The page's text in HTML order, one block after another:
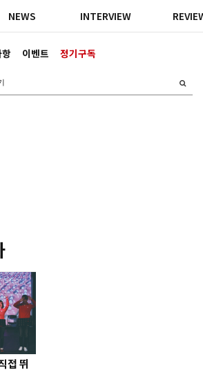
이벤트 정기구독
NEWS INTERVIEW
접 뛰